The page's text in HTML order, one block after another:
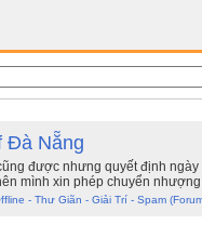
Đà Nẵng
được nhưng quyết định
mình xin phép chuyển
- Thư Giãn - Giải Trí - Spam